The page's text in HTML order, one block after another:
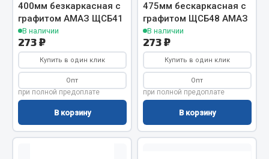
Весь раздел
Запчасти Урал
Мост задний
Система питания
Система выпуска газа
400мм безкаркасная с
графитом АМАЗ ЩСБ41
В наличии
273 ₽
Купить в один клик
Опт
при полной предоплате
В корзину
475мм бескаркасная с
графитом ЩСБ48 АМАЗ
В наличии
273 ₽
Купить в один клик
Опт
при полной предоплате
В корзину